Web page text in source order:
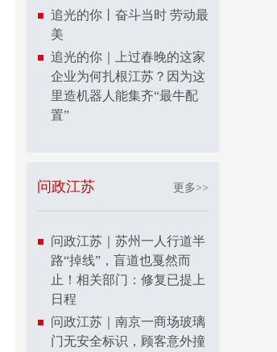
追光的你丨奋斗当时 劳动最
美
追光的你｜上过春晚的这家
企业为何扎根江苏？因为这
里造机器人能集齐“最牛配
置”
问政江苏 更多>>
问政江苏｜苏州一人行道半
路“掉线”，盲道也戛然而
止！相关部门：修复已提上
日程
问政江苏｜南京一商场玻璃
门无安全标识，顾客意外撞